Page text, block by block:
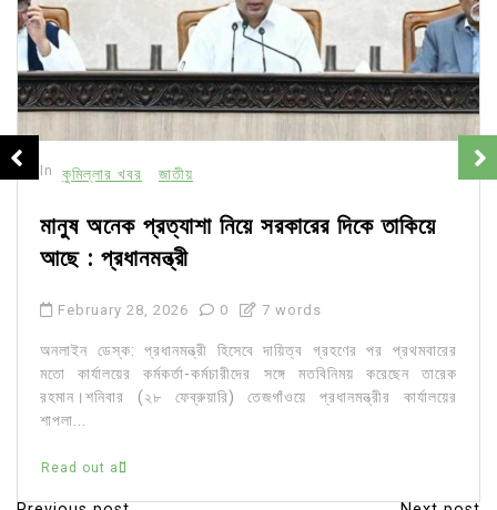
In কুমিল্লার খবর জাতীয়
মানুষ অনেক প্রত্যাশা নিয়ে সরকারের দিকে তাকিয়ে
আছে : প্রধানমন্ত্রী
February 28, 2026 0 7 words
অনলাইন ডেস্ক: প্রধানমন্ত্রী হিসেবে দায়িত্ব গ্রহণের পর প্রথমবারের
মতো কার্যালয়ের কর্মকর্তা-কর্মচারীদের সঙ্গে মতবিনিময় করেছেন তারেক
রহমান।শনিবার (২৮ ফেব্রুয়ারি) তেজগাঁওয়ে প্রধানমন্ত্রীর কার্যালয়ের
শাপলা...
Read out all